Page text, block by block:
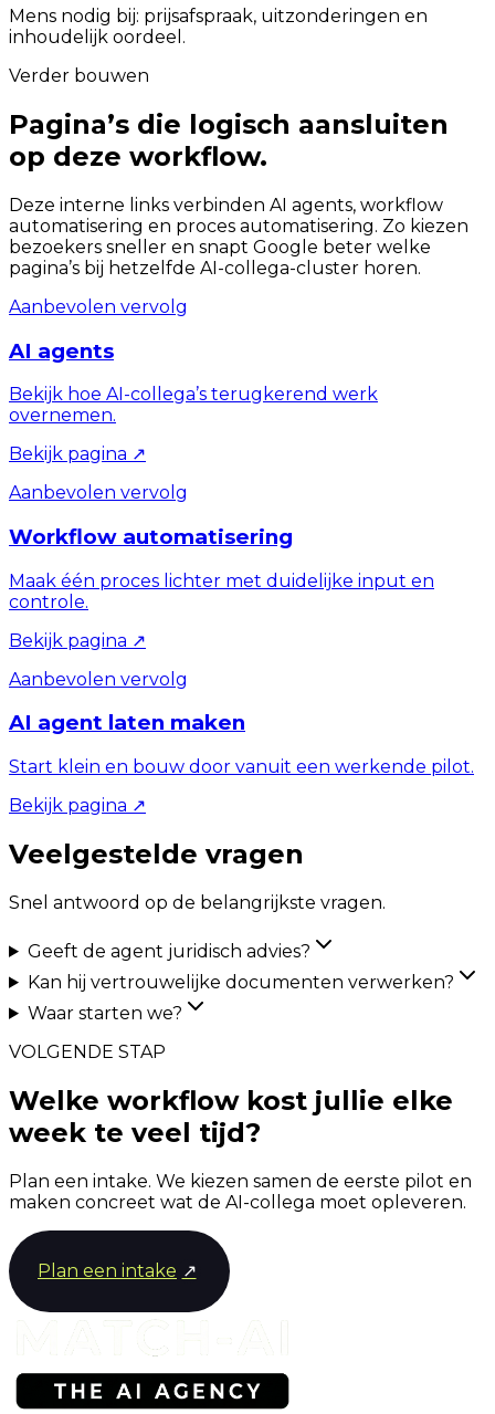
Mens nodig bij: prijsafspraak, uitzonderingen en
inhoudelijk oordeel.
Verder bouwen
Pagina’s die logisch aansluiten
op deze workflow.
Deze interne links verbinden AI agents, workflow
automatisering en proces automatisering. Zo kiezen
bezoekers sneller en snapt Google beter welke
pagina’s bij hetzelfde AI-collega-cluster horen.
Aanbevolen vervolg
AI agents
Bekijk hoe AI-collega’s terugkerend werk
overnemen.
Bekijk pagina ↗
Aanbevolen vervolg
Workflow automatisering
Maak één proces lichter met duidelijke input en
controle.
Bekijk pagina ↗
Aanbevolen vervolg
AI agent laten maken
Start klein en bouw door vanuit een werkende pilot.
Bekijk pagina ↗
Veelgestelde vragen
Snel antwoord op de belangrijkste vragen.
Geeft de agent juridisch advies?
Kan hij vertrouwelijke documenten verwerken?
Waar starten we?
VOLGENDE STAP
Welke workflow kost jullie elke
week te veel tijd?
Plan een intake. We kiezen samen de eerste pilot en
maken concreet wat de AI-collega moet opleveren.
Plan een intake ↗